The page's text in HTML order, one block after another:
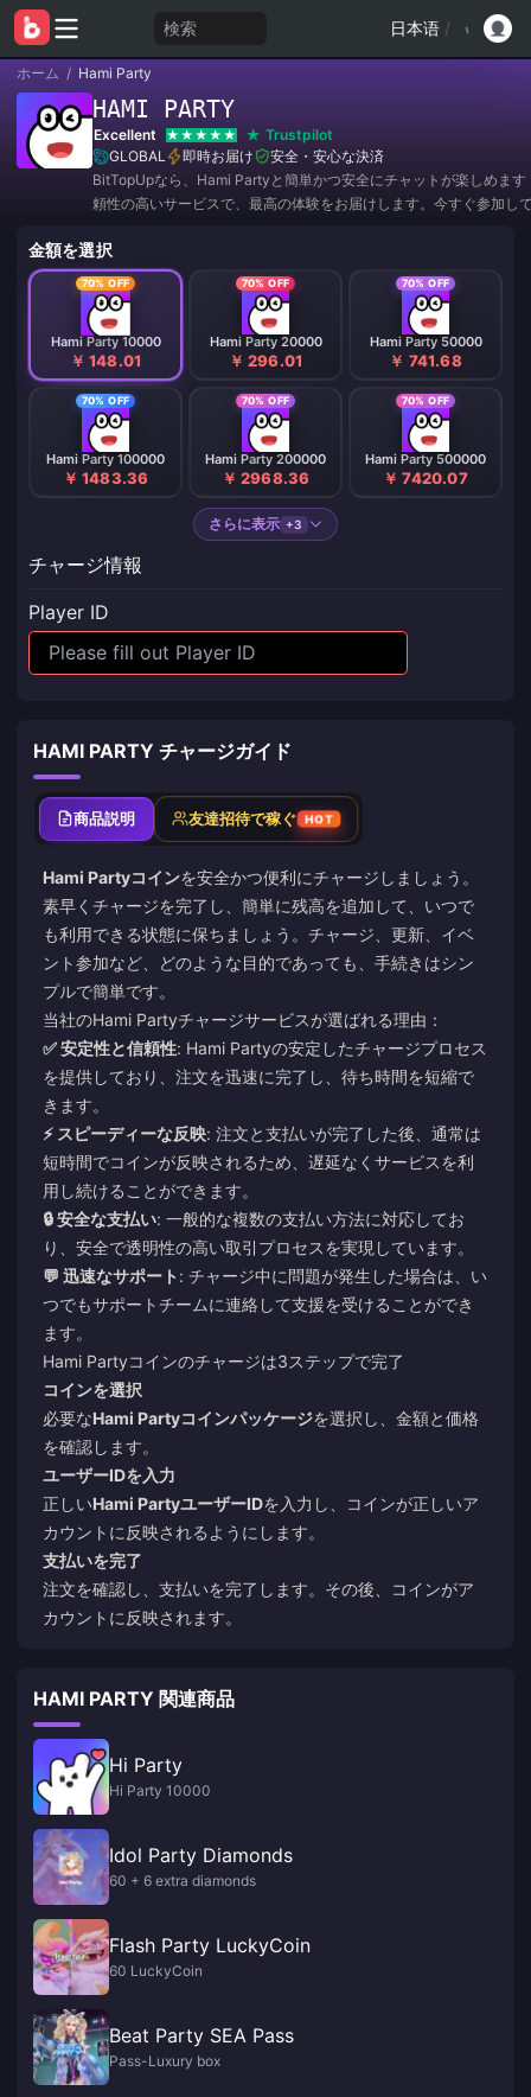
検索 日本语 /
ホーム / Hami Party
HAMI PARTY
Excellent
Trustpilot
GLOBAL
即時お届け
安全・安心な決済
BitTopUpなら、Hami Partyと簡単かつ安全にチャットが楽しめます
頼性の高いサービスで、最高の体験をお届けします。今すぐ参加し
金額を選択
70% OFF
Hami Party 10000
￥ 148.01
70% OFF
Hami Party 20000
￥ 296.01
70% OFF
Hami Party 50000
￥ 741.68
70% OFF
Hami Party 100000
￥ 1483.36
70% OFF
Hami Party 200000
￥ 2968.36
70% OFF
Hami Party 500000
￥ 7420.07
さらに表示 +3
チャージ情報
Player ID
HAMI PARTY チャージガイド
商品説明 友達招待で稼ぐ HOT
Hami Partyコインを安全かつ便利にチャージしましょう。
素早くチャージを完了し、簡単に残高を追加して、いつで
も利用できる状態に保ちましょう。チャージ、更新、イベ
ント参加など、どのような目的であっても、手続きはシン
プルで簡単です。
当社のHami Partyチャージサービスが選ばれる理由：
✅ 安定性と信頼性: Hami Partyの安定したチャージプロセス
を提供しており、注文を迅速に完了し、待ち時間を短縮で
きます。
⚡ スピーディーな反映: 注文と支払いが完了した後、通常は
短時間でコインが反映されるため、遅延なくサービスを利
用し続けることができます。
🔒 安全な支払い: 一般的な複数の支払い方法に対応してお
り、安全で透明性の高い取引プロセスを実現しています。
💬 迅速なサポート : チャージ中に問題が発生した場合は、い
つでもサポートチームに連絡して支援を受けることができ
ます。
Hami Partyコインのチャージは3ステップで完了
コインを選択
必要なHami Partyコインパッケージを選択し、金額と価格
を確認します。
ユーザーIDを入力
正しいHami PartyユーザーIDを入力し、コインが正しいア
カウントに反映されるようにします。
支払いを完了
注文を確認し、支払いを完了します。その後、コインがア
カウントに反映されます。
HAMI PARTY 関連商品
Hi Party
Hi Party 10000
Idol Party Diamonds
60 + 6 extra diamonds
Flash Party LuckyCoin
60 LuckyCoin
Beat Party SEA Pass
Pass-Luxury box